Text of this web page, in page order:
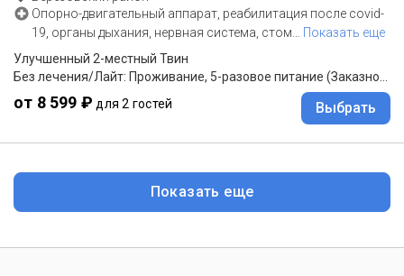
Опорно-двигательный аппарат, реабилитация после covid-
19, органы дыхания, нервная система, стом… Показать еще
Улучшенный 2-местный Твин
Без лечения/Лайт: Проживание, 5-разовое питание (Заказное меню с элементами шведского стола)
от 8 599 ₽ для 2 гостей Выбрать
Показать еще